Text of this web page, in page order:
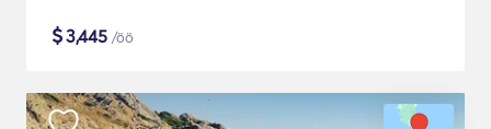
$3,445 /öö